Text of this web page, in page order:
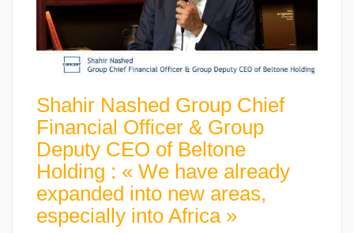
Shahir Nashed Group Chief
Financial Officer & Group
Deputy CEO of Beltone
Holding : « We have already
expanded into new areas,
especially into Africa »